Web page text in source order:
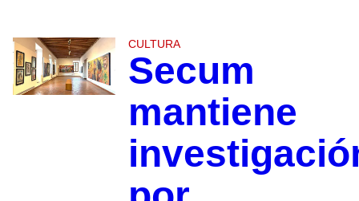
CULTURA
Secum
mantiene